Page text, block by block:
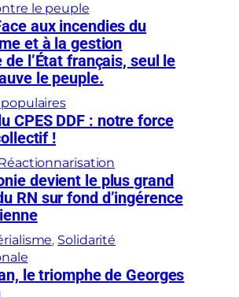
le peuple
aux incendies du
et à la gestion
de l’État français, seul le
le peuple.
CPES DDF : notre force
!
devient le plus grand
RN sur fond d’ingérence
, Solidarité
le triomphe de Georges